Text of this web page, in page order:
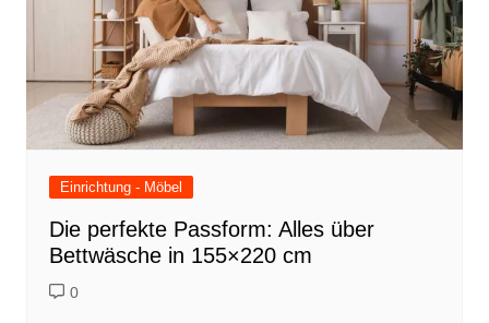
Einrichtung - Möbel
Die perfekte Passform: Alles über
Bettwäsche in 155×220 cm
0